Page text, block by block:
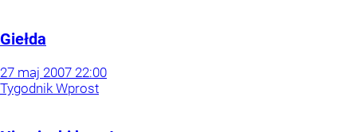
Giełda
27 maj 2007 22:00
Tygodnik Wprost